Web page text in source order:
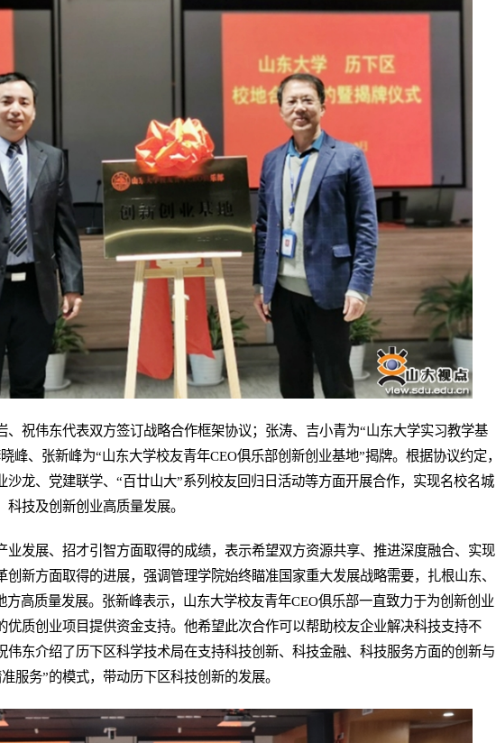
祝伟东代表双方签订战略合作框架协议；张涛、吉小青为“山东大学实习教学基
峰、张新峰为“山东大学校友青年CEO俱乐部创新创业基地”揭牌。根据协议约定，
龙、党建联学、“百廿山大”系列校友回归日活动等方面开展合作，实现名校名城
技及创新创业高质量发展。
发展、招才引智方面取得的成绩，表示希望双方资源共享、推进深度融合、实现
新方面取得的进展，强调管理学院始终瞄准国家重大发展战略需要，扎根山东、
高质量发展。张新峰表示，山东大学校友青年CEO俱乐部一直致力于为创新创业
质创业项目提供资金支持。他希望此次合作可以帮助校友企业解决科技支持不
东介绍了历下区科学技术局在支持科技创新、科技金融、科技服务方面的创新与
服务”的模式，带动历下区科技创新的发展。